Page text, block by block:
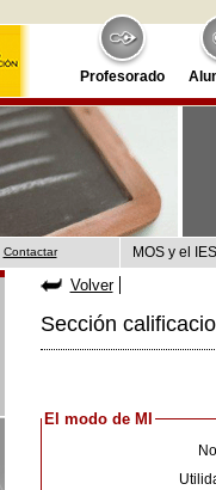
Profesorado
Contactar MOS y el
Volver
Sección
El modo de MI